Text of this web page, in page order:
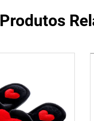
Produtos